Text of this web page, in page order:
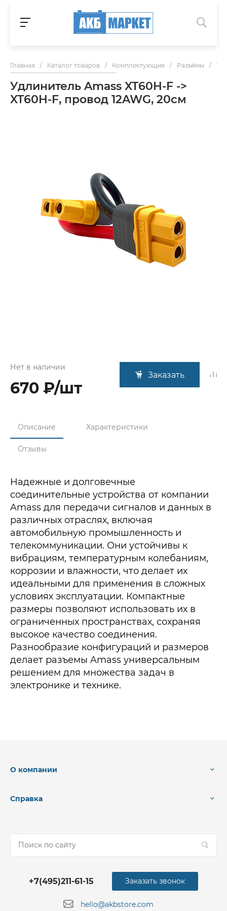
Главная / Каталог товаров / Комплектующие / Разъёмы /
Удлинитель Amass XT60H-F ->
XT60H-F, провод 12AWG, 20см
Нет в наличии
670 ₽/шт
Заказать
Описание Характеристики
Отзывы
Надежные и долговечные
соединительные устройства от компании
Amass для передачи сигналов и данных в
различных отраслях, включая
автомобильную промышленность и
телекоммуникации. Они устойчивы к
вибрациям, температурным колебаниям,
коррозии и влажности, что делает их
идеальными для применения в сложных
условиях эксплуатации. Компактные
размеры позволяют использовать их в
ограниченных пространствах, сохраняя
высокое качество соединения.
Разнообразие конфигураций и размеров
делает разъемы Amass универсальным
решением для множества задач в
электронике и технике.
О компании
Справка
+7(495)211-61-15
hello@akbstore.com
Заказать звонок